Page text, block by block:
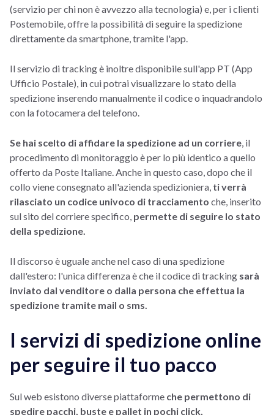
(servizio per chi non è avvezzo alla tecnologia) e, per i clienti
Postemobile, offre la possibilità di seguire la spedizione
direttamente da smartphone, tramite l'app.
Il servizio di tracking è inoltre disponibile sull'app PT (App
Ufficio Postale), in cui potrai visualizzare lo stato della
spedizione inserendo manualmente il codice o inquadrandolo
con la fotocamera del telefono.
Se hai scelto di affidare la spedizione ad un corriere, il
procedimento di monitoraggio è per lo più identico a quello
offerto da Poste Italiane. Anche in questo caso, dopo che il
collo viene consegnato all'azienda spedizioniera, ti verrà
rilasciato un codice univoco di tracciamento che, inserito
sul sito del corriere specifico, permette di seguire lo stato
della spedizione.
Il discorso è uguale anche nel caso di una spedizione
dall'estero: l'unica differenza è che il codice di tracking sarà
inviato dal venditore o dalla persona che effettua la
spedizione tramite mail o sms.
I servizi di spedizione online
per seguire il tuo pacco
Sul web esistono diverse piattaforme che permettono di
spedire pacchi, buste e pallet in pochi click,